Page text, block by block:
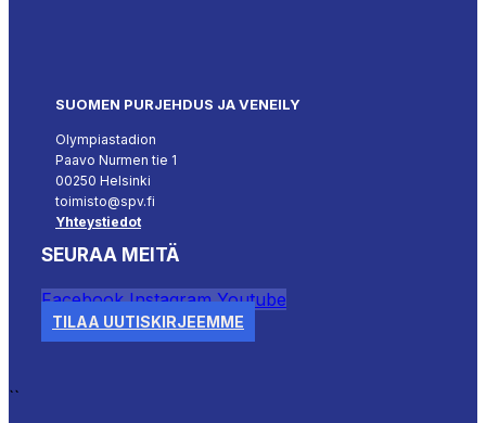
SUOMEN PURJEHDUS JA VENEILY
Olympiastadion
Paavo Nurmen tie 1
00250 Helsinki
toimisto@spv.fi
Yhteystiedot
SEURAA MEITÄ
Facebook Instagram Youtube
TILAA UUTISKIRJEEMME
``